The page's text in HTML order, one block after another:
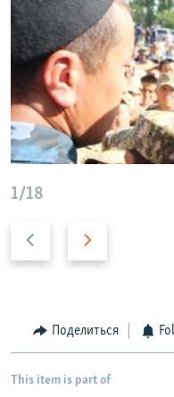
1/18
s
l
d
Поделиться
This item is part of